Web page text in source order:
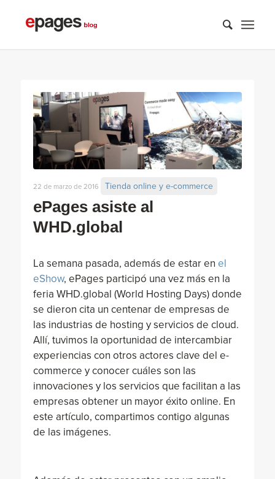
ePages asiste al
WHD.global
22 de marzo de 2016 Tienda online y e-commerce
La semana pasada, además de estar en el
eShow, ePages participó una vez más en la
feria WHD.global (World Hosting Days) donde
se dieron cita un centenar de empresas de
las industrias de hosting y servicios de cloud.
Allí, tuvimos la oportunidad de intercambiar
experiencias con otros actores clave del e-
commerce y conocer cuáles son las
innovaciones y los servicios que facilitan a las
empresas obtener un mayor éxito online. En
este artículo, compartimos contigo algunas
de las imágenes.